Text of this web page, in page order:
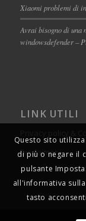
Xiaomi problemi di
Avrai bisogno di una
windowsdefender –
LINK UTILI
Disclaimer
Questo sito
di più o negare il
pulsante
all'informativa
tasto